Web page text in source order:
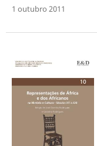
1 outubro 2011